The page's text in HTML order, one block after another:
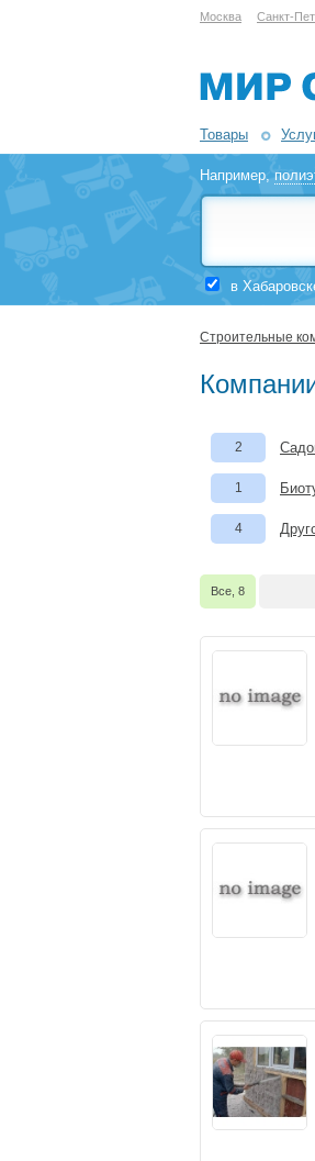
Москва Санкт-
Товары
Например,
в
Строительные
2
1
4
Все, 8